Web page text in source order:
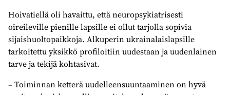
Hoivatiellä oli havaittu, että neuropsykiatrisesti
oireileville pienille lapsille ei ollut tarjolla sopivia
sijaishuoltopaikkoja. Alkuperin ukrainalaislapsille
tarkoitettu yksikkö profiloitiin uudestaan ja uudenlainen
tarve ja tekijä kohtasivat.
– Toiminnan ketterä uudelleensuuntaaminen on hyvä